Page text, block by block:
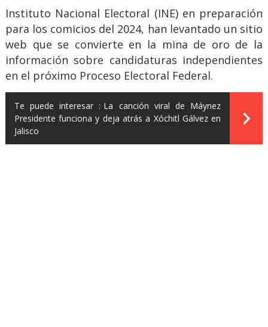
Instituto Nacional Electoral (INE) en preparación
para los comicios del 2024, han levantado un sitio
web que se convierte en la mina de oro de la
información sobre candidaturas independientes
en el próximo Proceso Electoral Federal.
Te puede interesar : La canción viral de Máynez
Presidente funciona y deja atrás a Xóchitl Gálvez en
Jalisco